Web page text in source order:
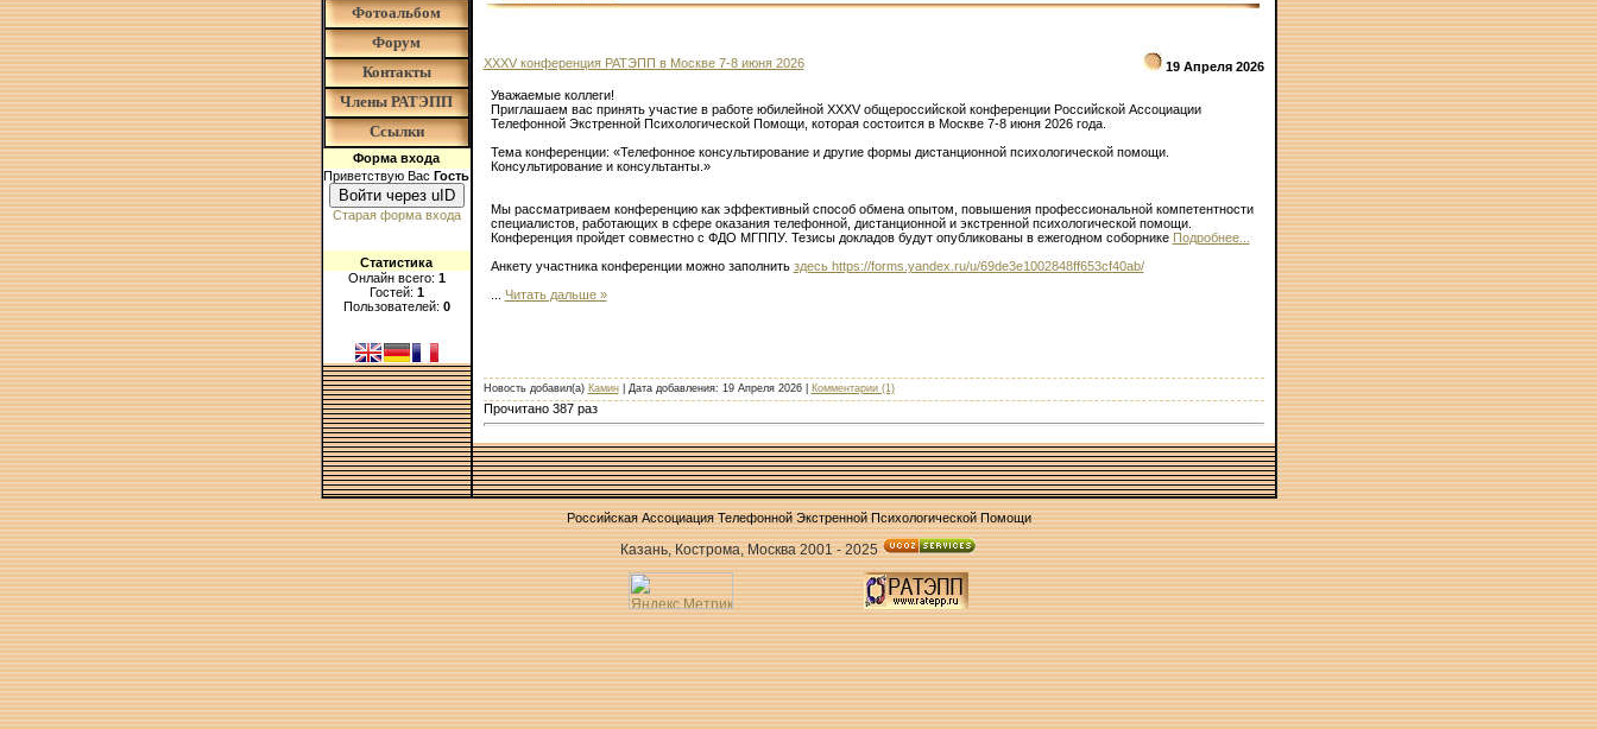
Фотоальбом
Форум
Контакты
Члены РАТЭПП
Ссылки
Форма входа
Приветствую Вас Гость
Войти через uID
Старая форма входа
Статистика
Онлайн всего: 1
Гостей: 1
Пользователей: 0
ХХХV конференция РАТЭПП в Москве 7-8 июня 2026
19 Апреля 2026
Уважаемые коллеги!
Приглашаем вас принять участие в работе юбилейной ХХХV общероссийской конференции Российской Ассоциации
Телефонной Экстренной Психологической Помощи, которая состоится в Москве 7-8 июня 2026 года.
Тема конференции: «Телефонное консультирование и другие формы дистанционной психологической помощи.
Консультирование и консультанты.»
Мы рассматриваем конференцию как эффективный способ обмена опытом, повышения профессиональной компетентности
специалистов, работающих в сфере оказания телефонной, дистанционной и экстренной психологической помощи.
Конференция пройдет совместно с ФДО МГППУ. Тезисы докладов будут опубликованы в ежегодном соборнике Подробнее...
Анкету участника конференции можно заполнить здесь https://forms.yandex.ru/u/69de3e1002848ff653cf40ab/
Читать дальше »
Новость добавил(а) Камин| Дата добавления: 19 Апреля 2026| Комментарии (1)
Прочитано 387 раз
Российская Ассоциация Телефонной Экстренной Психологической Помощи
Казань, Кострома, Москва 2001 - 2025